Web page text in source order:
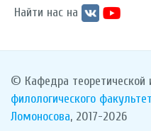
Найти нас на
© Кафедра теоретической
филологического
Ломоносова, 2017-2026